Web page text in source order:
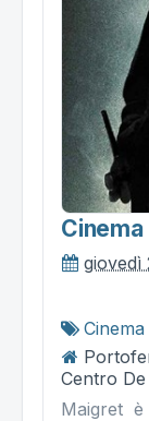
giovedì
Cinema
Centro
Maigret è